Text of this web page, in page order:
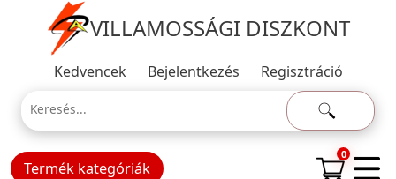
VILLAMOSSÁGI DISZKONT
Kedvencek Bejelentkezés Regisztráció
Termék kategóriák
0